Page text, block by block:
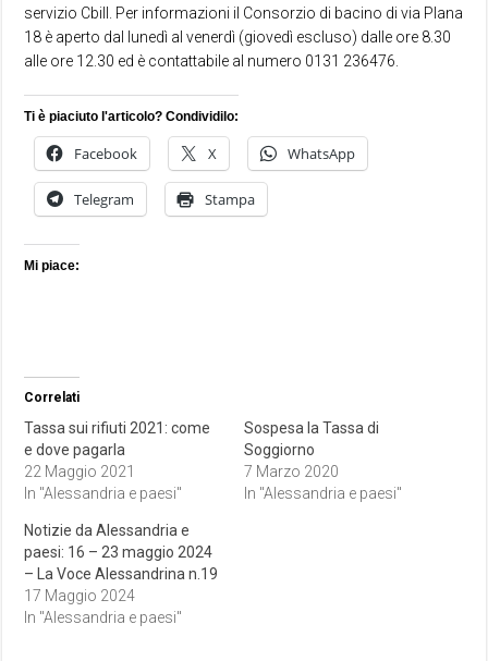
servizio Cbill. Per informazioni il Consorzio di bacino di via Plana
18 è aperto dal lunedì al venerdì (giovedì escluso) dalle ore 8.30
alle ore 12.30 ed è contattabile al numero 0131 236476.
Ti è piaciuto l'articolo? Condividilo:
Facebook X WhatsApp
Telegram Stampa
Mi piace:
Correlati
Tassa sui rifiuti 2021: come
e dove pagarla
22 Maggio 2021
In "Alessandria e paesi"
Sospesa la Tassa di
Soggiorno
7 Marzo 2020
In "Alessandria e paesi"
Notizie da Alessandria e
paesi: 16 – 23 maggio 2024
– La Voce Alessandrina n.19
17 Maggio 2024
In "Alessandria e paesi"